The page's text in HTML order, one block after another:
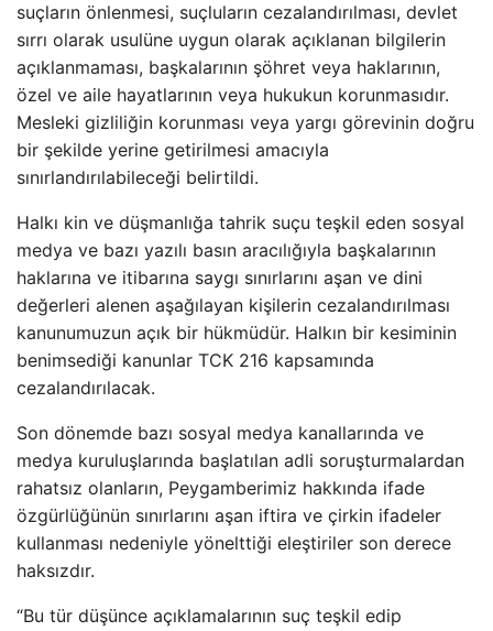
suçların önlenmesi, suçluların cezalandırılması, devlet
sırrı olarak usulüne uygun olarak açıklanan bilgilerin
açıklanmaması, başkalarının şöhret veya haklarının,
özel ve aile hayatlarının veya hukukun korunmasıdır.
Mesleki gizliliğin korunması veya yargı görevinin doğru
bir şekilde yerine getirilmesi amacıyla
sınırlandırılabileceği belirtildi.
Halkı kin ve düşmanlığa tahrik suçu teşkil eden sosyal
medya ve bazı yazılı basın aracılığıyla başkalarının
haklarına ve itibarına saygı sınırlarını aşan ve dini
değerleri alenen aşağılayan kişilerin cezalandırılması
kanunumuzun açık bir hükmüdür. ​Halkın bir kesiminin
benimsediği kanunlar TCK 216 kapsamında
cezalandırılacak.
Son dönemde bazı sosyal medya kanallarında ve
medya kuruluşlarında başlatılan adli soruşturmalardan
rahatsız olanların, Peygamberimiz hakkında ifade
özgürlüğünün sınırlarını aşan iftira ve çirkin ifadeler
kullanması nedeniyle yönelttiği eleştiriler son derece
haksızdır.
“Bu tür düşünce açıklamalarının suç teşkil edip